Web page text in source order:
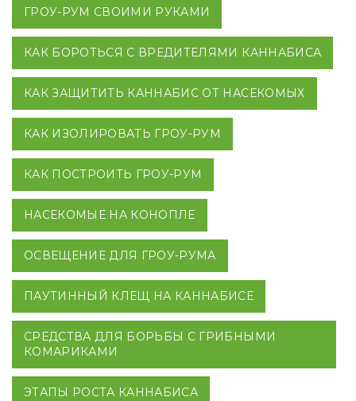
ГРОУ-РУМ СВОИМИ РУКАМИ
КАК БОРОТЬСЯ С ВРЕДИТЕЛЯМИ КАННАБИСА
КАК ЗАЩИТИТЬ КАННАБИС ОТ НАСЕКОМЫХ
КАК ИЗОЛИРОВАТЬ ГРОУ-РУМ
КАК ПОСТРОИТЬ ГРОУ-РУМ
НАСЕКОМЫЕ НА КОНОПЛЕ
ОСВЕЩЕНИЕ ДЛЯ ГРОУ-РУМА
ПАУТИННЫЙ КЛЕЩ НА КАННАБИСЕ
СРЕДСТВА ДЛЯ БОРЬБЫ С ГРИБНЫМИ
КОМАРИКАМИ
ЭТАПЫ РОСТА КАННАБИСА